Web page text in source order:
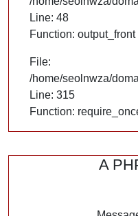
Line: 48
Function: output_front
File:
/home/seolnwza/
Line: 315
Function:
A